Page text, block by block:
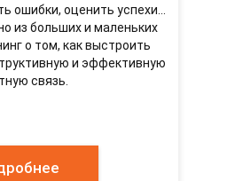
ошибки, оценить успехи...
из больших и маленьких
о том, как выстроить
и эффективную
связь.